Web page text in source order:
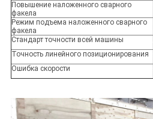
Повышение наложенного сварного
факела
Режим подъема наложенного сварного
факела
Стандарт точности всей машины
Точность линейного позиционирования
Ошибка скорости